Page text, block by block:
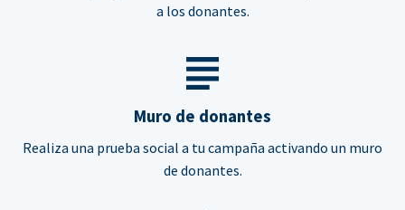
a los donantes.
Muro de donantes
Realiza una prueba social a tu campaña activando un muro
de donantes.